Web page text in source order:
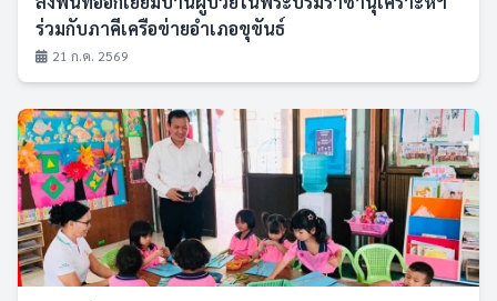
ร่วมกับภาคีเครือข่ายอำเภอขุขันธ์
21 ก.ค. 2569